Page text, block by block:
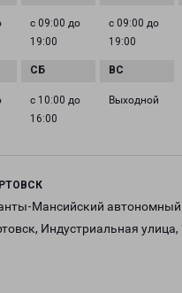
с 09:00 до
19:00
с 09:00 до
19:00
с 10:00 до
16:00
Выходной
Мансийский автономный
Индустриальная улица,